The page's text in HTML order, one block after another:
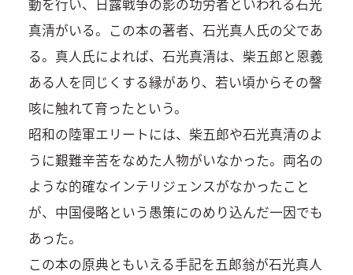
動を行い、日露戦争の影の功労者といわれる石光
真清がいる。この本の著者、石光真人氏の父であ
る。真人氏によれば、石光真清は、柴五郎と恩義
ある人を同じくする縁があり、若い頃からその謦
咳に触れて育ったという。
昭和の陸軍エリートには、柴五郎や石光真清のよ
うに艱難辛苦をなめた人物がいなかった。両名の
ような的確なインテリジェンスがなかったこと
が、中国侵略という愚策にのめり込んだ一因でも
あった。
この本の原典ともいえる手記を五郎翁が石光真人